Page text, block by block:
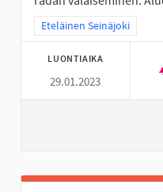
Rajaa tulokset teeman
Eteläinen Seinäjoki
LUONTIAIKA
29.01.2023